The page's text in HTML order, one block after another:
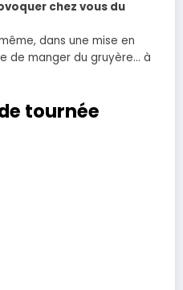
chez vous du
dans une mise en
de manger du gruyère… à
tournée